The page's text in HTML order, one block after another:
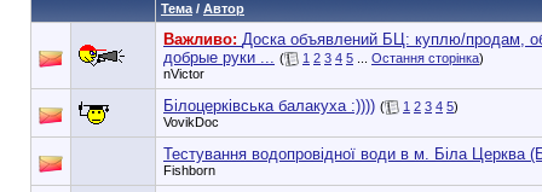
Тема / Автор
Важливо: Доска объявлений БЦ: куплю/продам,
добрые руки ... ( 1 2 3 4 5 Остання сторінка)
nVictor
Білоцерківська балакуха :)))) ( 1 2 3 4 5)
VovikDoc
Тестування водопровідної води в м. Біла Церква
Fishborn